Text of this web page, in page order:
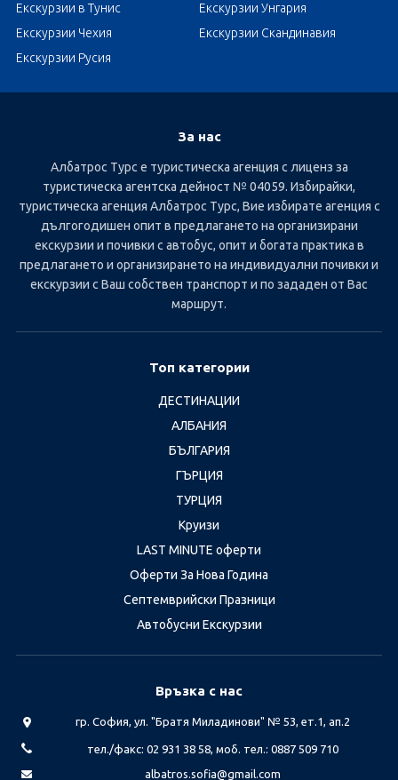
Екскурзии в Тунис
Екскурзии Унгария
Екскурзии Чехия
Екскурзии Скандинавия
Екскурзии Русия
За нас
Албатрос Турс е туристическа агенция с лиценз за
туристическа агентска дейност № 04059. Избирайки,
туристическа агенция Албатрос Турс, Вие избирате агенция с
дългогодишен опит в предлагането на организирани
екскурзии и почивки с автобус, опит и богата практика в
предлагането и организирането на индивидуални почивки и
екскурзии с Ваш собствен транспорт и по зададен от Вас
маршрут.
Топ категории
ДЕСТИНАЦИИ
АЛБАНИЯ
БЪЛГАРИЯ
ГЪРЦИЯ
ТУРЦИЯ
Круизи
LAST MINUTE оферти
Оферти За Нова Година
Септемврийски Празници
Автобусни Екскурзии
Връзка с нас
гр. София, ул. "Братя Миладинови" № 53, ет.1, ап.2
тел./факс: 02 931 38 58, моб. тел.: 0887 509 710
albatros.sofia@gmail.com